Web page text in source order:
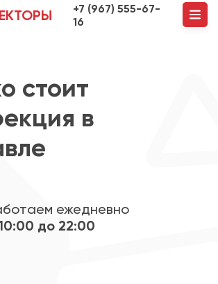
+7 (967) 555-67-
16
стоит
в
ежедневно
до 22:00